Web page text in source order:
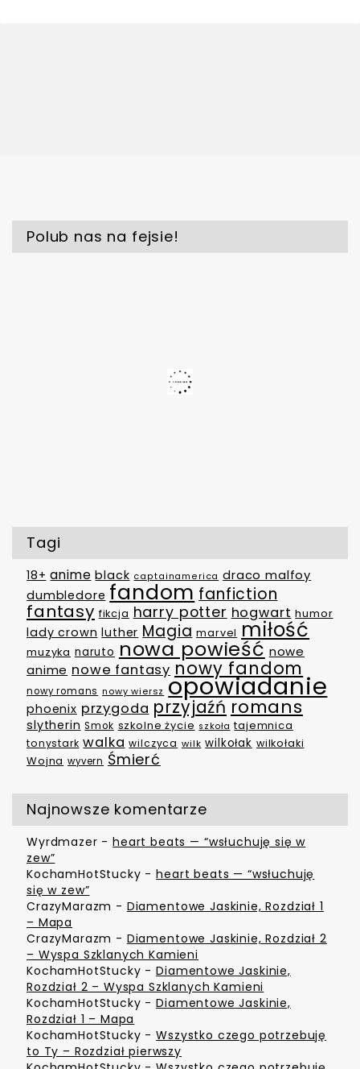
Polub nas na fejsie!
Tagi
18+ anime black captainamerica draco malfoy
dumbledore fandom fanfiction
fantasy fikcja harry potter hogwart humor
lady crown luther Magia marvel miłość
muzyka naruto nowa powieść nowe
anime nowe fantasy nowy fandom
nowy romans nowy wiersz opowiadanie
phoenix przygoda przyjaźń romans
slytherin Smok szkolne życie szkoła tajemnica
tonystark walka wilczyca wilk wilkołak wilkołaki
Wojna wyvern Śmierć
Najnowsze komentarze
Wyrdmazer -heart beats — “wsłuchuję się w
zew”
KochamHotStucky -heart beats — “wsłuchuję
się w zew”
CrazyMarazm - Diamentowe Jaskinie, Rozdział 1
– Mapa
CrazyMarazm - Diamentowe Jaskinie, Rozdział 2
– Wyspa Szklanych Kamieni
KochamHotStucky -Diamentowe Jaskinie,
Rozdział 2 – Wyspa Szklanych Kamieni
KochamHotStucky -Diamentowe Jaskinie,
Rozdział 1 – Mapa
KochamHotStucky -Wszystko czego potrzebuję
to Ty – Rozdział pierwszy